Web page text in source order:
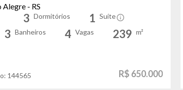
Alegre - RS
3 Dormitórios 1 Suíte
3 Banheiros 4 Vagas 239 m²
144565 R$ 650.000